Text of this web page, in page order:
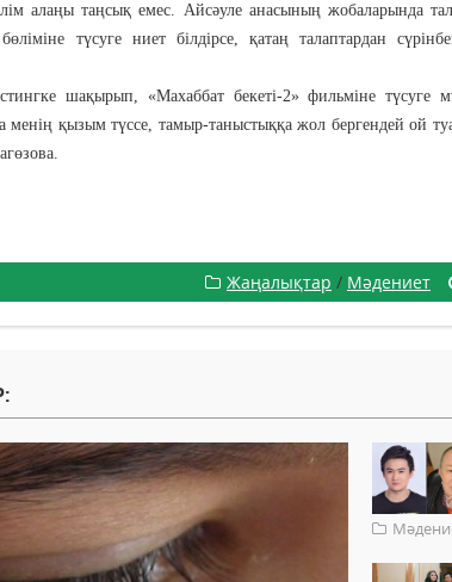
алаңы таңсық емес. Айсәуле анасының жобаларында
түсуге ниет білдірсе, қатаң талаптардан
шақырып, «Махаббат бекеті-2» фильміне түсуге
менің қызым түссе, тамыр-таныстыққа жол бергендей ой
Жаңалықтар / Мәдениет